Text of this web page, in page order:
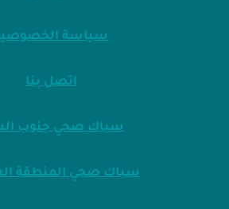
سياسة
اتصل بنا
سباك صحي جنوب
سباك صحي المنطقة